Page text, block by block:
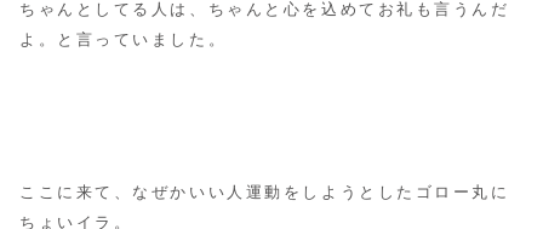
ちゃんとしてる人は、ちゃんと心を込めてお礼も言うんだ
よ。と言っていました。
ここに来て、なぜかいい人運動をしようとしたゴロー丸に
ちょいイラ。